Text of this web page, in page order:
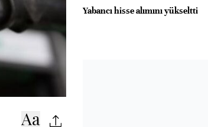
Yabancı hisse alımını yükseltti